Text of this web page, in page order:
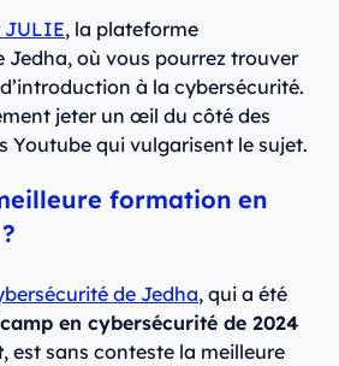
JULIE, la plateforme
Jedha, où vous pourrez trouver
à la cybersécurité.
jeter un œil du côté des
Youtube qui vulgarisent le sujet.
formation en
de Jedha, qui a été
en cybersécurité de 2024
, est sans conteste la meilleure